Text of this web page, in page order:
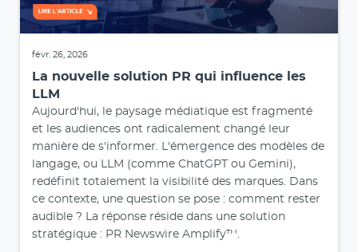
févr. 26, 2026
La nouvelle solution PR qui influence les
LLM
Aujourd'hui, le paysage médiatique est fragmenté
et les audiences ont radicalement changé leur
manière de s'informer. L'émergence des modèles de
langage, ou LLM (comme ChatGPT ou Gemini),
redéfinit totalement la visibilité des marques. Dans
ce contexte, une question se pose : comment rester
audible ? La réponse réside dans une solution
stratégique : PR Newswire Amplify™.